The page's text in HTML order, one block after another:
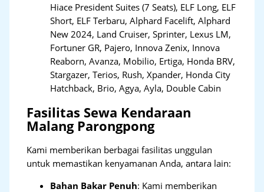
Hiace President Suites (7 Seats), ELF Long, ELF
Short, ELF Terbaru, Alphard Facelift, Alphard
New 2024, Land Cruiser, Sprinter, Lexus LM,
Fortuner GR, Pajero, Innova Zenix, Innova
Reaborn, Avanza, Mobilio, Ertiga, Honda BRV,
Stargazer, Terios, Rush, Xpander, Honda City
Hatchback, Brio, Agya, Ayla, Double Cabin
Fasilitas Sewa Kendaraan
Malang Parongpong
Kami memberikan berbagai fasilitas unggulan
untuk memastikan kenyamanan Anda, antara lain:
Bahan Bakar Penuh: Kami memberikan